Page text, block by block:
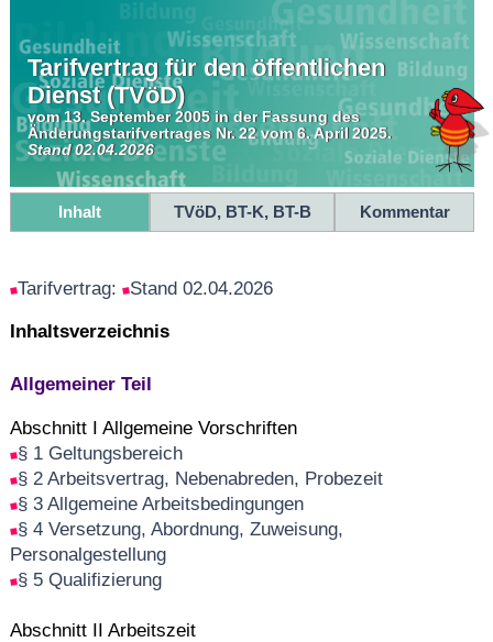
Tarifvertrag für den öffentlichen
Dienst (TVöD)
vom 13. September 2005 in der Fassung des
Änderungstarifvertrages Nr. 22 vom 6. April 2025.
Stand 02.04.2026
Inhalt TVöD, BT-K, BT-B Kommentar
Tarifvertrag: Stand 02.04.2026
Inhaltsverzeichnis
Allgemeiner Teil
Abschnitt I Allgemeine Vorschriften
§ 1 Geltungsbereich
§ 2 Arbeitsvertrag, Nebenabreden, Probezeit
§ 3 Allgemeine Arbeitsbedingungen
§ 4 Versetzung, Abordnung, Zuweisung,
Personalgestellung
§ 5 Qualifizierung
Abschnitt II Arbeitszeit